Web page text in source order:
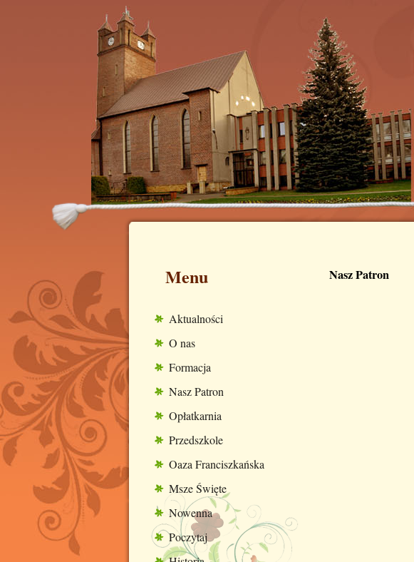
Nasz Patron
Menu
Aktualności
O nas
Formacja
Nasz Patron
Opłatkarnia
Przedszkole
Oaza Franciszkańska
Msze Święte
Nowenna
Poczytaj